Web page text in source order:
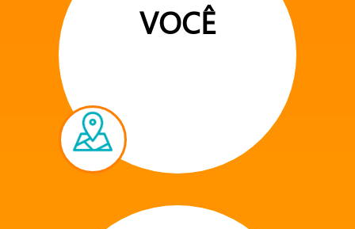
VOCÊ